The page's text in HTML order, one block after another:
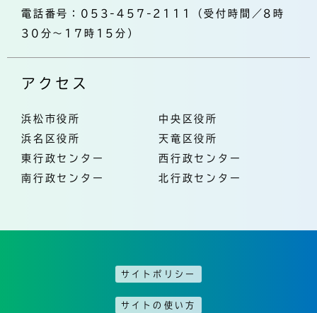
電話番号：053-457-2111（受付時間／8時
30分～17時15分）
アクセス
浜松市役所
中央区役所
浜名区役所
天竜区役所
東行政センター
西行政センター
南行政センター
北行政センター
サイトポリシー
サイトの使い方